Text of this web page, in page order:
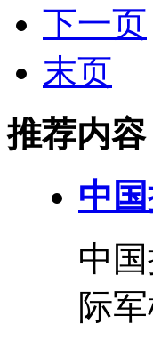
下一页
末页
推荐内容
中
中
际